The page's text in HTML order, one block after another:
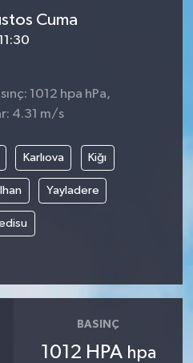
Cuma
1012 hpa hPa,
4.31 m/s
Karlıova Kiğı
Yayladere
BASINÇ
1012 HPA hpa